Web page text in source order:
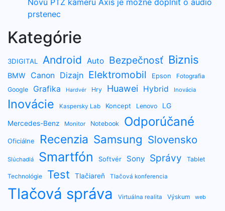
prstenec
Kategórie
3DIGITAL Android Auto Bezpečnosť Biznis
BMW Canon Dizajn Elektromobil Epson
Fotografia
Google
Grafika Hardvér Hry Huawei Hybrid Inovácia
Inovácie Kaspersky Lab Koncept Lenovo LG
Mercedes-Benz Monitor Notebook Odporúčané
Oficiálne Recenzia Samsung Slovensko
Slúchadlá Smartfón Softvér Sony Správy Tablet
Technológie Test Tlačiareň Tlačová konferencia
Tlačová správa Virtuálna realita Výskum web